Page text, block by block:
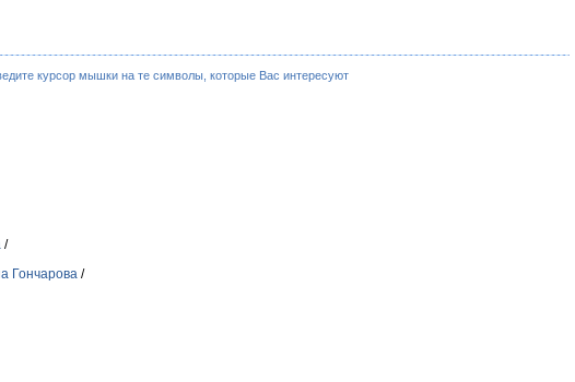
курсор мышки на те символы, которые Вас интересуют
/
Гончарова /